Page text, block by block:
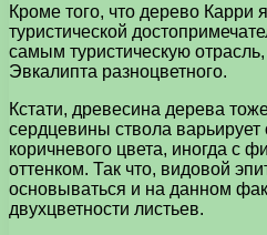
Кроме того, что дерево Карри
туристической
самым туристическую
Эвкалипта разноцветного.
Кстати, древесина дерева
сердцевины ствола варьирует
коричневого цвета, иногда с
оттенком. Так что, видовой
основываться и на данном
двухцветности листьев.